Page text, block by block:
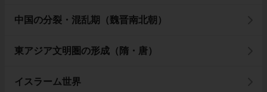
中国の分裂・混乱期（魏晋南北朝）
東アジア文明圏の形成（隋・唐）
イスラーム世界